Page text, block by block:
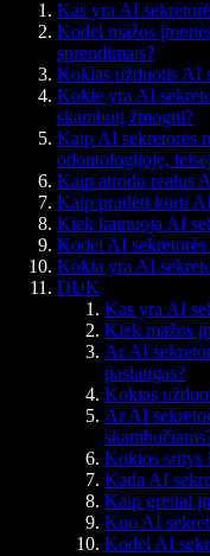
Kas yra AI
Kodėl mažos
sprendimais?
Kokias užduotis AI
Kokie yra AI
skambutį žmogui?
Kaip AI sekretorės
odontologijoje,
Kaip atrodo realus
Kaip pradėti kurti
Kiek kainuoja AI
Kodėl AI
Kokia yra AI
DUK
Kas yra AI
Kiek mažos
Ar AI
paslaugas?
Kokias
Ar AI
Kokios sritys
Kada AI
Kaip greitai
Kuo AI
Kodėl AI